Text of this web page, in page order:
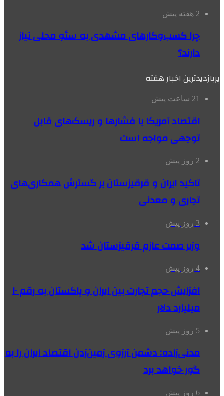
2 هفته پیش
چرا کسب‌وکارهای مشهدی به سئو محلی نیاز
دارند؟
پربازدیدترین اخبار هفته
21 ساعت پیش
اقتصاد آمریکا با فشارها و ریسک‌های قابل
توجهی مواجه است
2 روز پیش
تاکید ایران و قرقیزستان بر گسترش همکاری‌های
تجاری و معدنی
3 روز پیش
وزیر صمت عازم قرقیزستان شد
4 روز پیش
افزایش حجم تجارت بین ایران و پاکستان به رقم ۱۰
میلیارد دلار
5 روز پیش
مدنی‌زاده: دشمن آرزوی زمین‌زدن اقتصاد ایران را به
گور خواهد برد
6 روز پیش